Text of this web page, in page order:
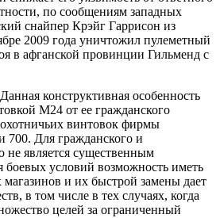
по сообщениям западных
снайпер Крэйг Гаррисон из
2009 года уничтожил пулеметный
в афганской провинции Гильменд с
конструктивная особенность
М24 от ее гражданского
винтовок фирмы
700. Для гражданского и
не является существенным
боевых условий возможность иметь
и их быстрой замены дает
в том числе в тех случаях, когда
целей за ограниченный